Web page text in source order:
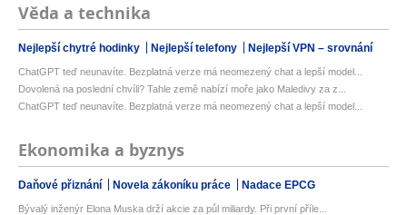
Věda a technika
Nejlepší chytré hodinky Nejlepší telefony Nejlepší VPN – srovnání
ChatGPT teď neunavíte. Bezplatná verze má neomezený chat a lepší model...
Dovolená na poslední chvíli? Tahle země nabízí moře jako Maledivy za z...
ChatGPT teď neunavíte. Bezplatná verze má neomezený chat a lepší model...
Ekonomika a byznys
Daňové přiznání Novela zákoníku práce Nadace EPCG
Bývalý inženýr Elona Muska drží akcie za půl miliardy. Při první příle...